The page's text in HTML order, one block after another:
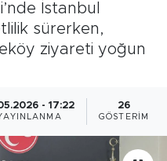
İstanbul
sürerken,
ziyareti yoğun
- 17:22 26
GÖSTERIM